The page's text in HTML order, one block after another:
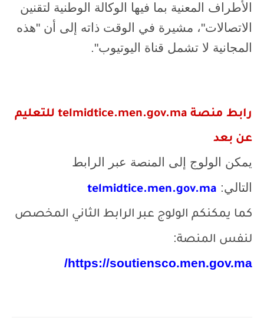
الأطراف المعنية بما فيها الوكالة الوطنية لتقنين
الاتصالات"، مشيرة في الوقت ذاته إلى أن "هذه
المجانية لا تشمل قناة اليوتيوب".
رابط منصة telmidtice.men.gov.ma للتعليم
عن بعد
يمكن الولوج إلى المنصة عبر الرابط
التالي: telmidtice.men.gov.ma
كما يمكنكم الولوج عبر الرابط الثاني المخصص
لنفس المنصة:
https://soutiensco.men.gov.ma
/